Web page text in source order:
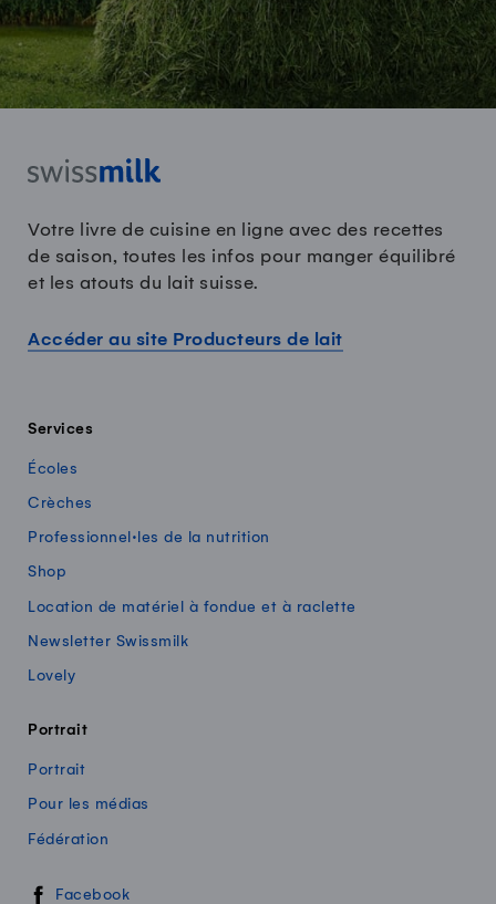
Votre livre de cuisine en ligne avec des recettes
de saison, toutes les infos pour manger équilibré
et les atouts du lait suisse.
Accéder au site Producteurs de lait
Services
Écoles
Crèches
Professionnel·les de la nutrition
Shop
Location de matériel à fondue et à raclette
Newsletter Swissmilk
Lovely
Portrait
Portrait
Pour les médias
Fédération
Swissmilk sur les réseaux sociaux
Facebook